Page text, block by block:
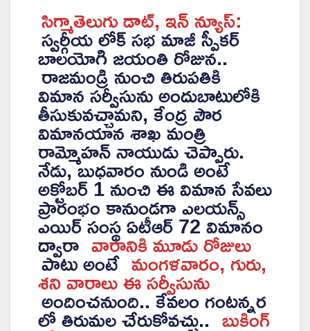
సిగ్మాతెలుగు డాట్, ఇన్ న్యూస్:
స్వర్గీయ లోక్ సభ మాజీ స్పీకర్
బాలయోగి జయంతి రోజున..
రాజమండ్రి నుంచి తిరుపతికి
విమాన సర్వీసును అందుబాటులోకి
తీసుకువచ్చామని, కేంద్ర పౌర
విమానయాన శాఖ మంత్రి
రామ్మోహన్ నాయుడు చెప్పారు.
నేడు, బుధవారం నుండి అంటే
అక్టోబర్ 1 నుంచి ఈ విమాన సేవలు
ప్రారంభం కానుండ‌గా ఎలయన్స్‌
ఎయిర్‌ సంస్థ ఏటీఆర్‌ 72 విమానం
ద్వారా వారానికి మూడు రోజులు
పాటు అంటేమంగళవారం, గురు,
శని వారాలు ఈ సర్వీసును
అందించ‌నుంది.. కేవలం గంటన్నర
లో తిరుమల చేరుకోవచ్చు.. బుకింగ్